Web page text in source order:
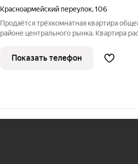
Красноармейский переулок,106
Продаётся трёхкомнатная квартира
районе центрального рынка. Квартира
Свежий косметический ремонт, м/п окна,
межкомнатные
Показать телефон